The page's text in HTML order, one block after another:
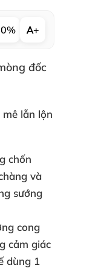
+
đốc
lẫn lộn
chốn
và
sướng
cong
cảm giác
dùng 1